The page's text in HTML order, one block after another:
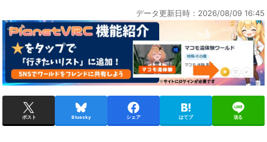
データ更新日時：2026/08/09 16:45
ポスト Bluesky シェア はてブ 送る